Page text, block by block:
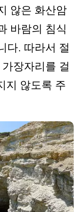
않은 화산암
바람의 침식
다. 따라서 절
장자리를 걸
지 않도록 주